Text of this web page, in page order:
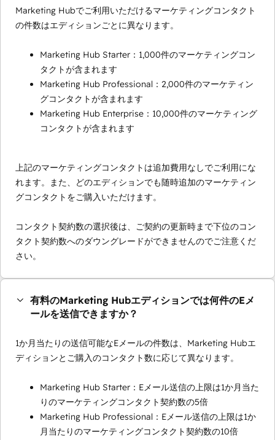
Marketing Hubでご利用いただけるマーケティングコンタクト
の件数はエディションごとに異なります。
Marketing Hub Starter：1,000件のマーケティングコン
タクトが含まれます
Marketing Hub Professional：2,000件のマーケティン
グコンタクトが含まれます
Marketing Hub Enterprise：10,000件のマーケティング
コンタクトが含まれます
上記のマーケティングコンタクトは追加費用なしでご利用にな
れます。また、どのエディションでも随時追加のマーケティン
グコンタクトをご購入いただけます。
コンタクト契約数の選択後は、ご契約の更新時まで下位のコン
タクト契約数へのダウングレードができませんのでご注意くだ
さい。
有料のMarketing Hubエディションでは何件のEメ
ールを送信できますか？
1か月当たりの送信可能なEメールの件数は、Marketing Hubエ
ディションとご購入のコンタクト数に応じて異なります。
Marketing Hub Starter：Eメール送信の上限は1か月当た
りのマーケティングコンタクト契約数の5倍
Marketing Hub Professional：Eメール送信の上限は1か
月当たりのマーケティングコンタクト契約数の10倍